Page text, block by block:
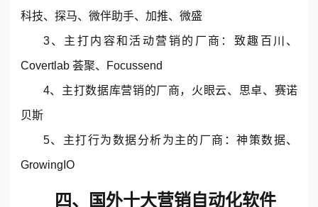
科技、探马、微伴助手、加推、微盛
3、主打内容和活动营销的厂商：致趣百川、
Covertlab 荟聚、Focussend
4、主打数据库营销的厂商，火眼云、思卓、赛诺
贝斯
5、主打行为数据分析为主的厂商：神策数据、
GrowingIO
四、国外十大营销自动化软件